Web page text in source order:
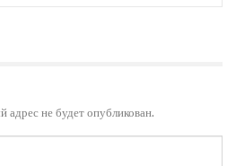
адрес не будет опубликован.